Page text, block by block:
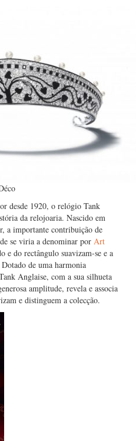
desde 1920, o relógio Tank
da relojoaria. Nascido em
a importante contribuição de
se viria a denominar por Art
e do rectângulo suavizam-se e a
de uma harmonia
Anglaise, com a sua silhueta
amplitude, revela e associa
e distinguem a colecção.